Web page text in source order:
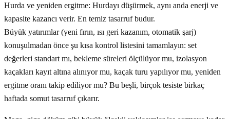
Hurda ve yeniden ergitme: Hurdayı düşürmek, aynı anda enerji ve
kapasite kazancı verir. En temiz tasarruf budur.
Büyük yatırımlar (yeni fırın, ısı geri kazanım, otomatik şarj)
konuşulmadan önce şu kısa kontrol listesini tamamlayın: set
değerleri standart mı, bekleme süreleri ölçülüyor mu, izolasyon
kaçakları kayıt altına alınıyor mu, kaçak turu yapılıyor mu, yeniden
ergitme oranı takip ediliyor mu? Bu beşli, birçok tesiste birkaç
haftada somut tasarruf çıkarır.